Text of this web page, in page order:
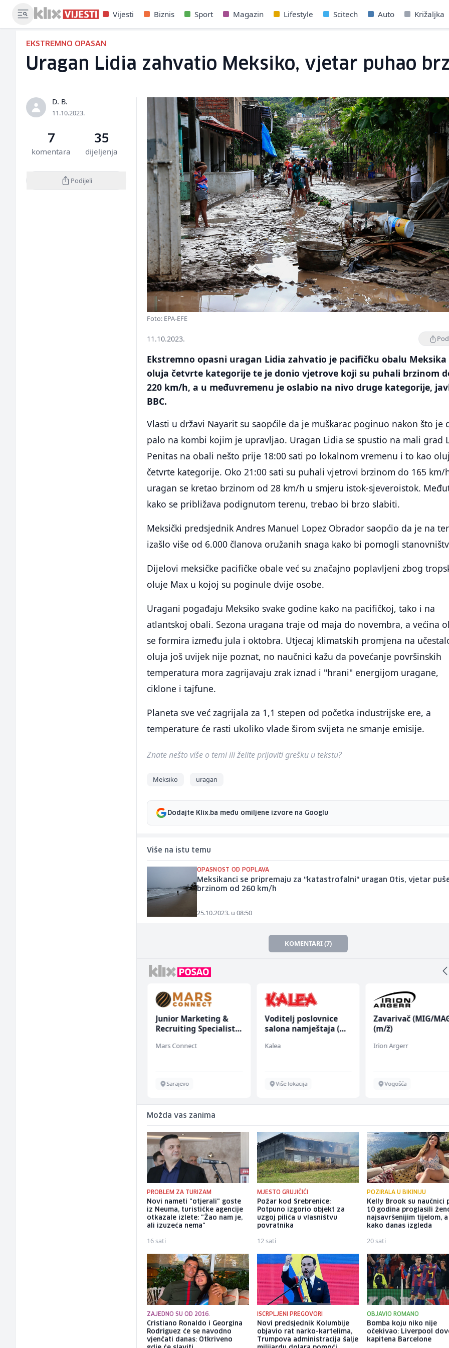
Vijesti Biznis Sport Magazin Lifestyle Scitech Auto Križaljka
EKSTREMNO OPASAN
Uragan Lidia zahvatio Meksiko, vjetar puhao
D. B.
11.10.2023.
7
komentara
35
dijeljenja
Podijeli
Foto: EPA-EFE
11.10.2023.
Ekstremno opasni uragan Lidia zahvatio je pacifičku obalu Meksika
oluja četvrte kategorije te je donio vjetrove koji su puhali brzinom
220 km/h, a u međuvremenu je oslabio na nivo druge kategorije,
BBC.
Vlasti u državi Nayarit su saopćile da je muškarac poginuo nakon što je
palo na kombi kojim je upravljao. Uragan Lidia se spustio na mali grad
Penitas na obali nešto prije 18:00 sati po lokalnom vremenu i to kao
četvrte kategorije. Oko 21:00 sati su puhali vjetrovi brzinom do 165 km/
uragan se kretao brzinom od 28 km/h u smjeru istok-sjeveroistok.
kako se približava podignutom terenu, trebao bi brzo slabiti.
Meksički predsjednik Andres Manuel Lopez Obrador saopćio da je na
izašlo više od 6.000 članova oružanih snaga kako bi pomogli
Dijelovi meksičke pacifičke obale već su značajno poplavljeni zbog
oluje Max u kojoj su poginule dvije osobe.
Uragani pogađaju Meksiko svake godine kako na pacifičkoj, tako i na
atlantskoj obali. Sezona uragana traje od maja do novembra, a većina
se formira između jula i oktobra. Utjecaj klimatskih promjena na
oluja još uvijek nije poznat, no naučnici kažu da povećanje površinskih
temperatura mora zagrijavaju zrak iznad i "hrani" energijom uragane,
ciklone i tajfune.
Planeta sve već zagrijala za 1,1 stepen od početka industrijske ere, a
temperature će rasti ukoliko vlade širom svijeta ne smanje emisije.
Znate nešto više o temi ili želite prijaviti grešku u tekstu?
Meksiko uragan
Dodajte Klix.ba među omiljene izvore na Googlu
Više na istu temu
OPASNOST OD POPLAVA
Meksikanci se pripremaju za "katastrofalni" uragan Otis, vjetar
brzinom od 260 km/h
25.10.2023. u 08:50
KOMENTARI (7)
Junior Marketing &
Recruiting Specialist
Mars Connect
Sarajevo
Voditelj poslovnice
salona namještaja (m/
Kalea
Više lokacija
Zavarivač (MIG/
(m/ž)
Irion Argerr
Vogošća
Možda vas zanima
PROBLEM ZA TURIZAM
Novi nameti "otjerali" goste
iz Neuma, turističke agencije
otkazale izlete: "Žao nam je,
ali izuzeća nema"
16 sati
MJESTO GRUJIČIĆI
Požar kod Srebrenice:
Potpuno izgorio objekt za
uzgoj pilića u vlasništvu
povratnika
12 sati
POZIRALA U BIKINIJU
Kelly Brook su naučnici
10 godina proglasili
najsavršenijim tijelom,
kako danas izgleda
20 sati
ZAJEDNO SU OD 2016.
Cristiano Ronaldo i Georgina
Rodriguez će se navodno
vjenčati danas: Otkriveno
ISCRPLJENI PREGOVORI
Novi predsjednik Kolumbije
objavio rat narko-kartelima,
Trumpova administracija šalje
OBJAVIO ROMANO
Bomba koju niko nije
očekivao: Liverpool
kapitena Barcelone